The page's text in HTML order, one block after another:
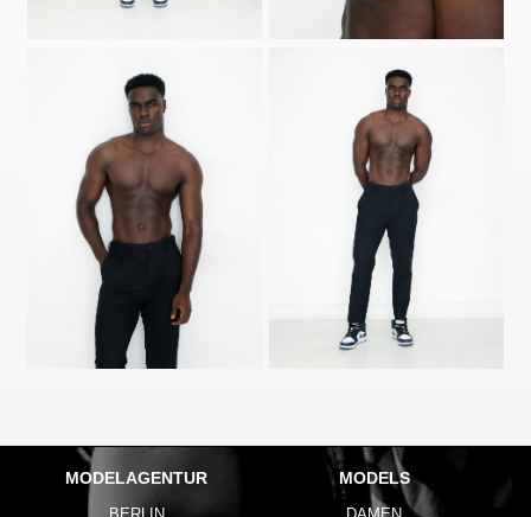
MODELAGENTUR MODELS